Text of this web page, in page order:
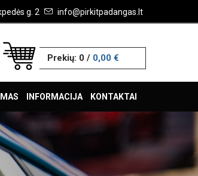
g. 2 info@pirkitpadangas.lt
Prekių: 0/ 0,00 €
INFORMACIJA KONTAKTAI